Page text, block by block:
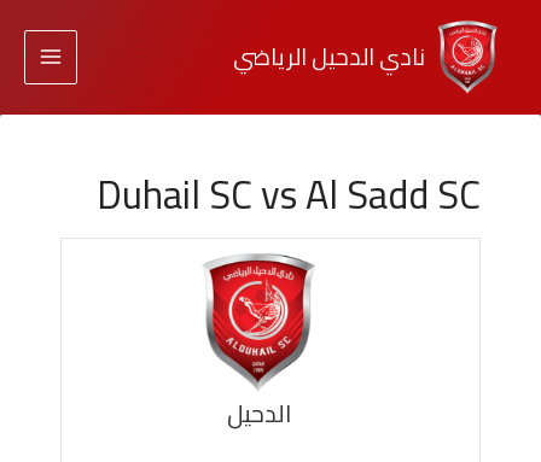
نادي الدحيل الرياضي
Duhail SC vs Al Sadd SC
الدحيل